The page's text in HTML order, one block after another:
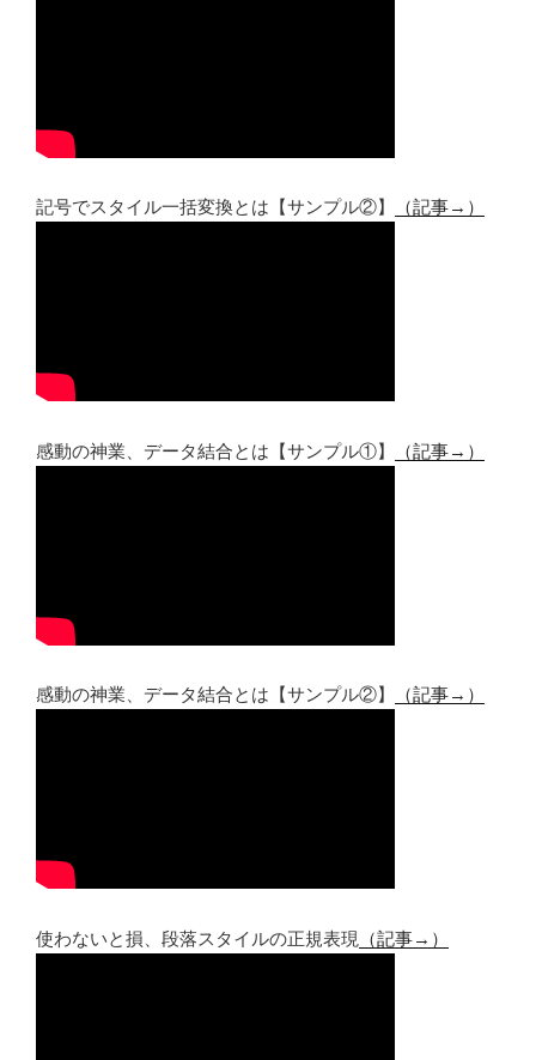
記号でスタイル一括変換とは【サンプル②】 （記事→）
感動の神業、データ結合とは【サンプル①】 （記事→）
感動の神業、データ結合とは【サンプル②】 （記事→）
使わないと損、段落スタイルの正規表現 （記事→）